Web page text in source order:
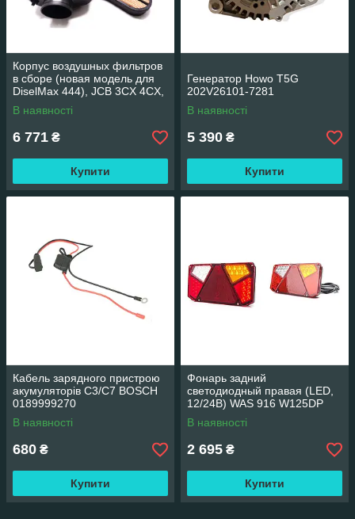
Корпус воздушных фильтров
в сборе (новая модель для
DiselMax 444), JCB 3CX 4CX,
JCB 32/925684
В наявності
6 771 ₴
Купити
Генератор Howo T5G
202V26101-7281
В наявності
5 390 ₴
Купити
Кабель зарядного пристрою
акумуляторів С3/С7 BOSCH
0189999270
В наявності
680 ₴
Купити
Фонарь задний
светодиодный правая (LED,
12/24В) WAS 916 W125DP
В наявності
2 695 ₴
Купити